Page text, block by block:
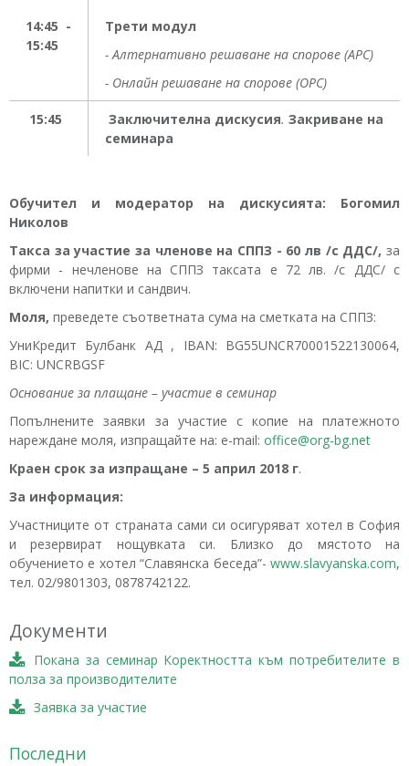
14:45 -
15:45
Трети модул
-Алтернативно решаване на спорове (АРС)
- Онлайн решаване на спорове (ОРС)
15:45 Заключителна дискусия. Закриване на
семинара
Обучител и модератор на дискусията: Богомил
Николов
Такса за участие за членове на СППЗ - 60 лв /с ДДС/,за
фирми - нечленове на СППЗ таксата е 72 лв. /с ДДС/ с
включени напитки и сандвич.
Моля, преведете съответната сума на сметката на СППЗ:
УниКредит Булбанк АД , IBAN: BG55UNCR70001522130064,
BIC: UNCRBGSF
Основание за плащане – участие в семинар
Попълнените заявки за участие с копие на платежното
нареждане моля, изпращайте на: e-mail: office@org-bg.net
Краен срок за изпращане – 5 април 2018 г.
За информация:
Участниците от страната сами си осигуряват хотел в София
и резервират нощувката си. Близко до мястото на
обучението е хотел “Славянска беседа”- www.slavyanska.com,
тел. 02/9801303, 0878742122.
Документи
Покана за семинар Коректността към потребителите в
полза за производителите
Заявка за участие
Последни